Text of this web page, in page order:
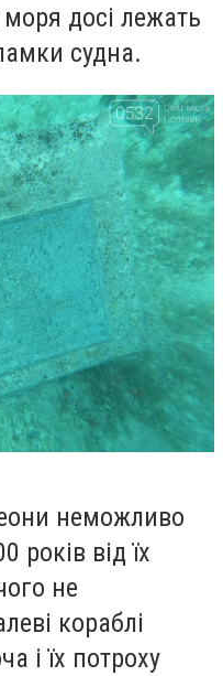
досі лежать
судна.
неможливо
років від їх
не
кораблі
і їх потроху